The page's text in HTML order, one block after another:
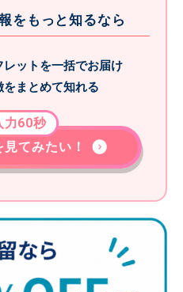
をもっと知るなら
ットを一括でお届け
まとめて知れる
てみたい！
力60秒